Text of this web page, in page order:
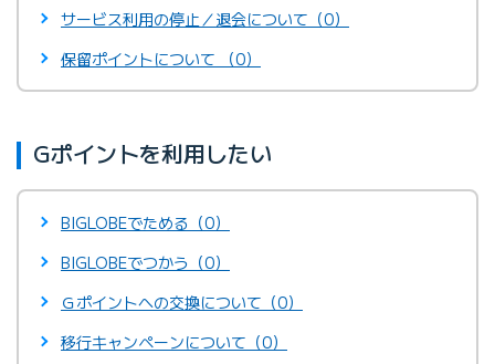
サービス利用の停止／退会について（0）
保留ポイントについて （0）
Gポイントを利用したい
BIGLOBEでためる（0）
BIGLOBEでつかう（0）
Ｇポイントへの交換について（0）
移行キャンペーンについて（0）